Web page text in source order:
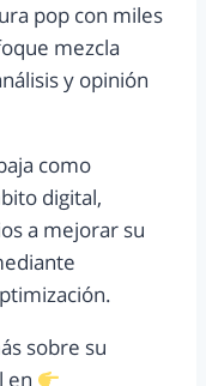
pop con miles
mezcla
y opinión
como
digital,
a mejorar su
sobre su
en